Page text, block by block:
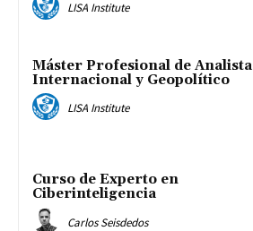
LISA Institute
Máster Profesional de Analista
Internacional y Geopolítico
LISA Institute
Curso de Experto en
Ciberinteligencia
Carlos Seisdedos